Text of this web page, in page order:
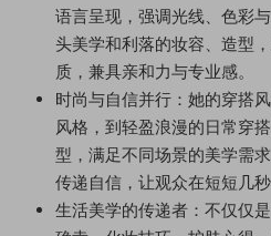
语言呈现，强调光线、色彩
头美学和利落的妆容、造型
质，兼具亲和力与专业感。
时尚与自信并行：她的穿搭
风格，到轻盈浪漫的日常穿
型，满足不同场景的美学需
传递自信，让观众在短短几
生活美学的传递者：不仅仅